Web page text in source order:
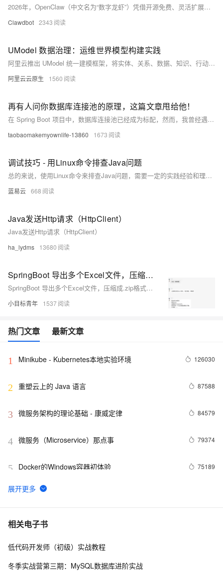
2026年，OpenClaw（中文名为“数字龙虾”）凭借开源免费、灵活扩展的特性，成为AI助手领域的黑马，GitHub星标飙升至25万+，全球数十万开发者加入其生态。它不仅能实现对话交互，还能主动执行文件处理、自动化任务、多平台联动等复杂操作，堪称24小时在线的“私人AI管家”。但很多用户卡在部署环节——手动配置依赖、API密钥、渠道对接等步骤繁琐，非技术人员难以驾驭。
Clawdbot 2343
UModel 数据治理：运维世界模型构建实践
阿里云推出 UModel 统一建模框架，将实体、关系、数据、知识、行动融为一体，为大模型提供可推理、可交互的运维世界模型，推动可观测从‘被动响应’迈向‘主动优化’的新阶段。
阿里云云原生 1560
再有人问你数据库连接池的原理，这篇文章甩给他！
在 Spring Boot 项目中，数据库连接池已经成为标配，然而，我曾经遇到过不少连接池异常导致业务错误的事故。很多经验丰富的工程师也可能不小心在这方面出现问题。 在这篇文章中，我们将探讨数据库连接池，深入解析其实现机制，以便更好地理解和规避潜在的风险。
taobaomakemyownlife-13860 1673
调试技巧 - 用Linux命令排查Java问题
总的来说，使用Linux命令来排查Java问题，需要一定的实践经验和理论知识。然而，只要我们愿意花时间深入了解这些工具，我们就能够熟练地使用它们来分析和解决问题。此外，这些工具只是帮助我们定位问题，真正解决问题需要我们对Java和JVM有深入的理解，并能够读懂和分析代码。
蓝易云 668
Java发送Http请求（HttpClient）
Java发送Http请求（HttpClient）
ha_lydms 13680
SpringBoot 导出多个Excel文件，压缩成.zip格式下载
SpringBoot 导出多个Excel文件，压缩成.zip格式下载
小目标青年 1537
热门文章 最新文章
1 Minikube - Kubernetes本地实验环境 126030
2 重塑云上的 Java 语言 87588
3 微服务架构的理论基础 - 康威定律 84579
4 微服务（Microservice）那点事 79374
5 Docker的Windows容器初体验 75189
6 3分钟，了解阿里云热门开发者工具 Cloud Toolkit
7 Docker学习路线图 (持续更新中)
8 利用Zipkin对Spring Cloud应用进行服务追踪分析
相关电子书
低代码开发师（初级）实战教程
冬季实战营第三期：MySQL数据库进阶实战